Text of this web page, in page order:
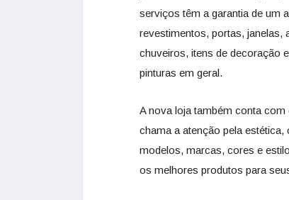
serviços têm a garantia de um
revestimentos, portas, janelas,
chuveiros, itens de decoração
pinturas em geral.
A nova loja também conta com
chama a atenção pela
modelos, marcas, cores e
os melhores produtos para